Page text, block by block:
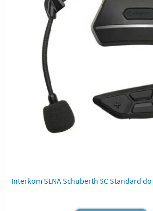
Interkom SENA Schuberth SC Standard do